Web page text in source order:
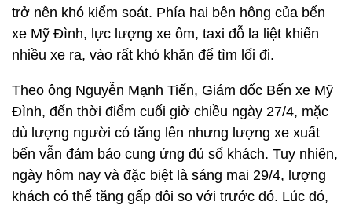
trở nên khó kiểm soát. Phía hai bên hông của bến
xe Mỹ Đình, lực lượng xe ôm, taxi đỗ la liệt khiến
nhiều xe ra, vào rất khó khăn để tìm lối đi.
Theo ông Nguyễn Mạnh Tiến, Giám đốc Bến xe Mỹ
Đình, đến thời điểm cuối giờ chiều ngày 27/4, mặc
dù lượng người có tăng lên nhưng lượng xe xuất
bến vẫn đảm bảo cung ứng đủ số khách. Tuy nhiên,
ngày hôm nay và đặc biệt là sáng mai 29/4, lượng
khách có thể tăng gấp đôi so với trước đó. Lúc đó,